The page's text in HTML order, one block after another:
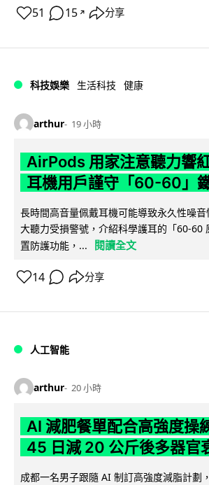
51 15 ↗ 分享
科技娛樂 生活科技 健康
arthur 19 小時
AirPods 用家注意聽力響
耳機用戶謹守「60-60」
長時間高音量佩戴耳機可能導致永久性噪
大聽力受損警號，介紹科學護耳的「60-60
置防護功能，...
閱讀全文
14 分享
人工智能
arthur 20 小時
AI 減肥餐單配合高強度
45 日減 20 公斤後多器官
成都一名男子跟隨 AI 制訂高強度減脂計劃